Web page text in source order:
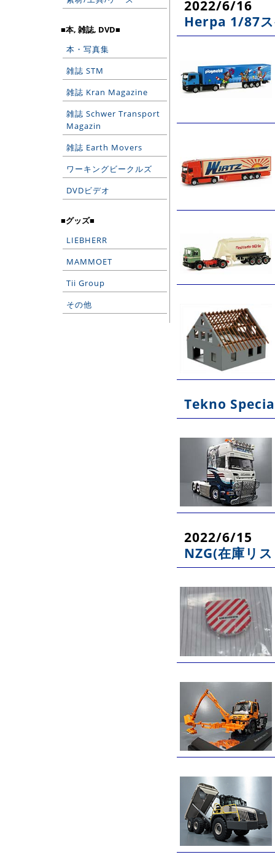
■本, 雑誌, DVD■
本・写真集
雑誌 STM
雑誌 Kran Magazine
雑誌 Schwer Transport
Magazin
雑誌 Earth Movers
ワーキングビークルズ
DVDビデオ
■グッズ■
LIEBHERR
MAMMOET
Tii Group
その他
2022/6/16
Herpa 1/87
Tekno
2022/6/15
NZG(在庫リ